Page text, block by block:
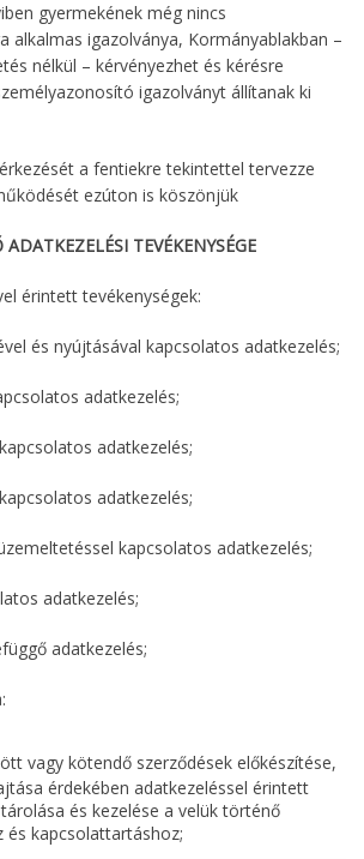
gyermekének még nincs
alkalmas igazolványa, Kormányablakban –
nélkül – kérvényezhet és kérésre
igazolványt állítanak ki
a fentiekre tekintettel tervezze
ezúton is köszönjük
TEVÉKENYSÉGE
érintett tevékenységek:
és nyújtásával kapcsolatos adatkezelés;
adatkezelés;
adatkezelés;
adatkezelés;
kapcsolatos adatkezelés;
adatkezelés;
adatkezelés;
vagy kötendő szerződések előkészítése,
érdekében adatkezeléssel érintett
és kezelése a velük történő
és kapcsolattartáshoz;